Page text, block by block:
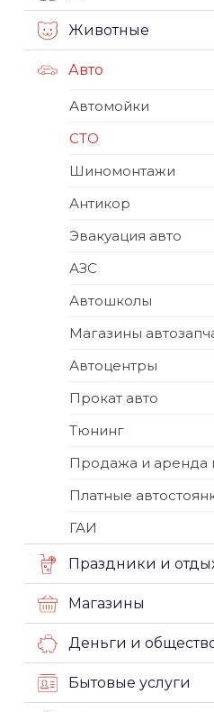
Животные
Авто
Автомойки
СТО
Шиномонтажи
Антикор
Эвакуация авто
АЗС
Автошколы
Магазины
Автоцентры
Прокат авто
Тюнинг
Продажа и аренда
Платные
ГАИ
Праздники и
Магазины
Деньги и
Бытовые услуги